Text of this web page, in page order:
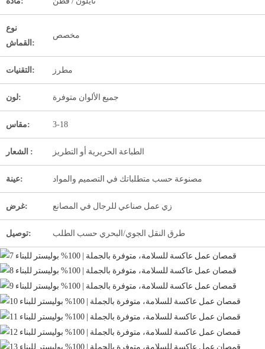
نوع
القماش:
مخصص
التقنيات: مطرز
لون: جميع الألوان متوفرة
مقاس: 3-18
الشعار : الطباعة الحريرية أو التطريز
عينة: مصنوعة حسب متطلباتك في التصميم والمواد
غرض: زي عمل صناعي للرجال في المصانع
توصيل: طرق النقل الجوي/البحري حسب الطلب